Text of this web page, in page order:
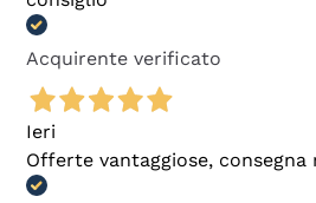
Acquirente verificato
Ieri
Offerte vantaggiose, consegna